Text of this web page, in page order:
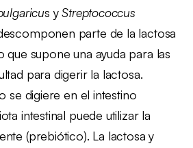
s yStreptococcus
parte de la lactosa
supone una ayuda para las
para digerir la lactosa.
se digiere en el intestino
intestinal puede utilizar la
(prebiótico). La lactosa y